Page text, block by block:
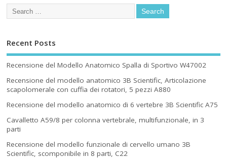
Recent Posts
Recensione del Modello Anatomico Spalla di Sportivo W47002
Recensione del modello anatomico 3B Scientific, Articolazione
scapolomerale con cuffia dei rotatori, 5 pezzi A880
Recensione del modello anatomico di 6 vertebre 3B Scientific A75
Cavalletto A59/8 per colonna vertebrale, multifunzionale, in 3
parti
Recensione del modello funzionale di cervello umano 3B
Scientific, scomponibile in 8 parti, C22